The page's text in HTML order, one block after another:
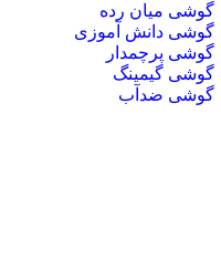
گوشی میان رده
گوشی دانش آموزی
گوشی پرچمدار
گوشی گیمینگ
گوشی ضدآب